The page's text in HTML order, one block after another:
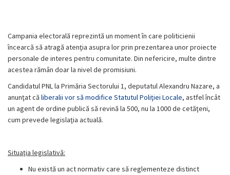
Campania electorală reprezintă un moment în care politicienii
încearcă să atragă atenţia asupra lor prin prezentarea unor proiecte
personale de interes pentru comunitate. Din nefericire, multe dintre
acestea rămân doar la nivel de promisiuni.
Candidatul PNL la Primăria Sectorului 1, deputatul Alexandru Nazare, a
anunţat că liberalii vor să modifice Statutul Poliţiei Locale, astfel încât
un agent de ordine publică să revină la 500, nu la 1000 de cetăţeni,
cum prevede legislaţia actuală.
Situaţia legislativă:
Nu există un act normativ care să reglementeze distinct